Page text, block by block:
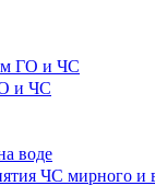
ГО и ЧС
и ЧС
воде
ЧС мирного и